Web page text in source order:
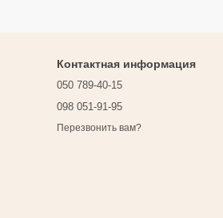
Контактная информация
050 789-40-15
098 051-91-95
Перезвонить вам?